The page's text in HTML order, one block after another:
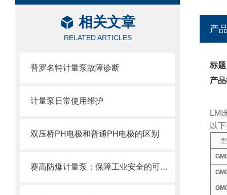
相关文章
RELATED ARTICLES
普罗名特计量泵故障诊断
计量泵日常使用维护
双压桥PH电极和普通PH电极的区别
赛高防爆计量泵：保障工业安全的可靠选择
产
标
产
LMI
以